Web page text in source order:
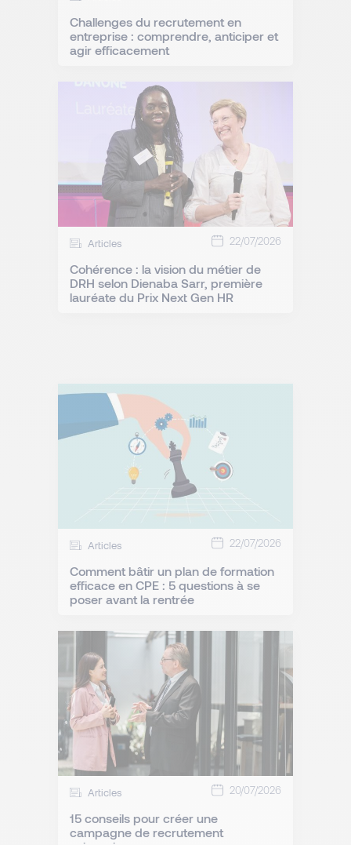
Challenges du recrutement en
entreprise : comprendre, anticiper et
agir efficacement
Articles 22/07/2026
Cohérence : la vision du métier de
DRH selon Dienaba Sarr, première
lauréate du Prix Next Gen HR
Articles 22/07/2026
Comment bâtir un plan de formation
efficace en CPE : 5 questions à se
poser avant la rentrée
Articles 20/07/2026
15 conseils pour créer une
campagne de recrutement